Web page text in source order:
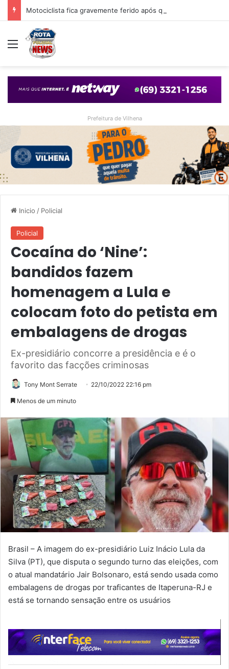
Menu
Prefeitura de Vilhena
Inicio / Policial
Policial
Cocaína do ‘Nine’:
bandidos fazem
homenagem a Lula e
colocam foto do petista em
embalagens de drogas
Ex-presidiário concorre a presidência e é o
favorito das facções criminosas
Tony Mont Serrate 22/10/2022 22:16 pm
Menos de um minuto
Brasil – A imagem do ex-presidiário Luiz Inácio Lula da
Silva (PT), que disputa o segundo turno das eleições, com
o atual mandatário Jair Bolsonaro, está sendo usada como
embalagens de drogas por traficantes de Itaperuna-RJ e
está se tornando sensação entre os usuários